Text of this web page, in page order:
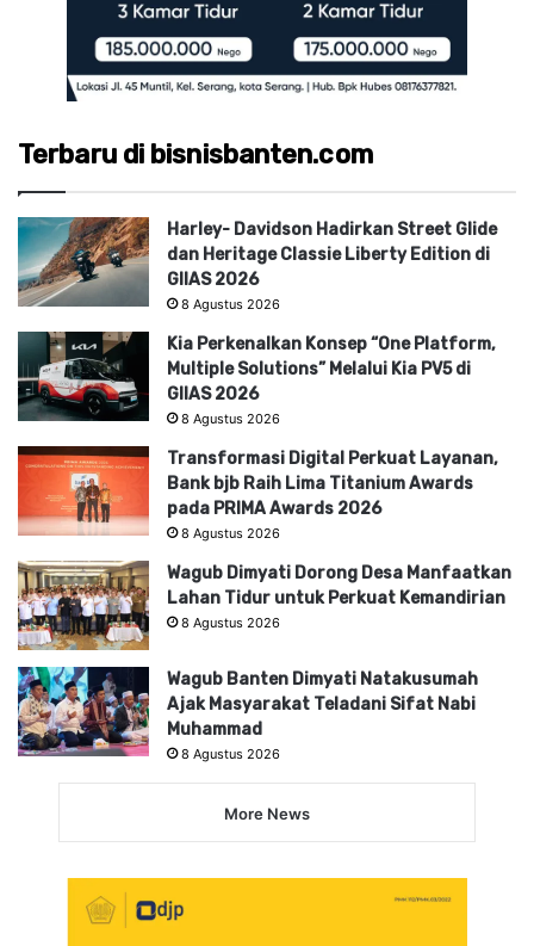
Terbaru di bisnisbanten.com
Harley- Davidson Hadirkan Street Glide
dan Heritage Classie Liberty Edition di
GIIAS 2026
8 Agustus 2026
Kia Perkenalkan Konsep “One Platform,
Multiple Solutions” Melalui Kia PV5 di
GIIAS 2026
8 Agustus 2026
Transformasi Digital Perkuat Layanan,
Bank bjb Raih Lima Titanium Awards
pada PRIMA Awards 2026
8 Agustus 2026
Wagub Dimyati Dorong Desa Manfaatkan
Lahan Tidur untuk Perkuat Kemandirian
8 Agustus 2026
Wagub Banten Dimyati Natakusumah
Ajak Masyarakat Teladani Sifat Nabi
Muhammad
8 Agustus 2026
More News